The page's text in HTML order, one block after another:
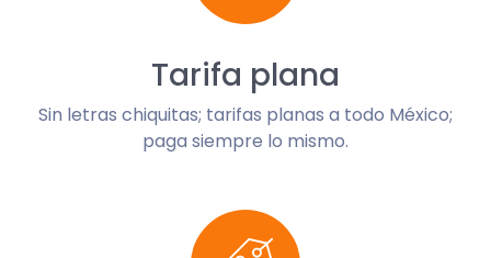
Tarifa plana
Sin letras chiquitas; tarifas planas a todo México;
paga siempre lo mismo.